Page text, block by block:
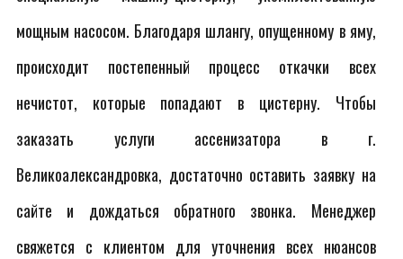
мощным насосом. Благодаря шлангу, опущенному в яму,
происходит постепенный процесс откачки всех
нечистот, которые попадают в цистерну. Чтобы
заказать услуги ассенизатора в г.
Великоалександровка, достаточно оставить заявку на
сайте и дождаться обратного звонка. Менеджер
свяжется с клиентом для уточнения всех нюансов